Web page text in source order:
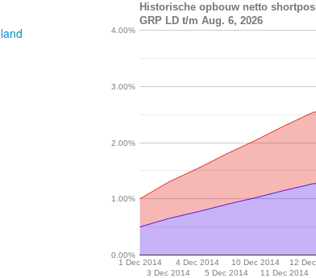
Historische opbouw netto
GRP LD t/m Aug. 6, 2026
1 Dec 2014
3 Dec 2014
4 Dec 2014
5 Dec 2014
10 Dec 2014
11 Dec 2014
12
0.00%
1.00%
2.00%
3.00%
4.00%